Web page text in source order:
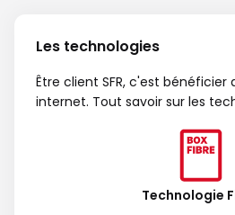
Les technologies
Être client SFR, c'est
internet. Tout savoir sur les
Technologie